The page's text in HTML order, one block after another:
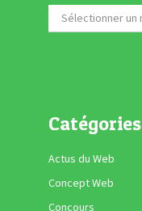
Catégories
Actus du Web
Concept Web
Concours